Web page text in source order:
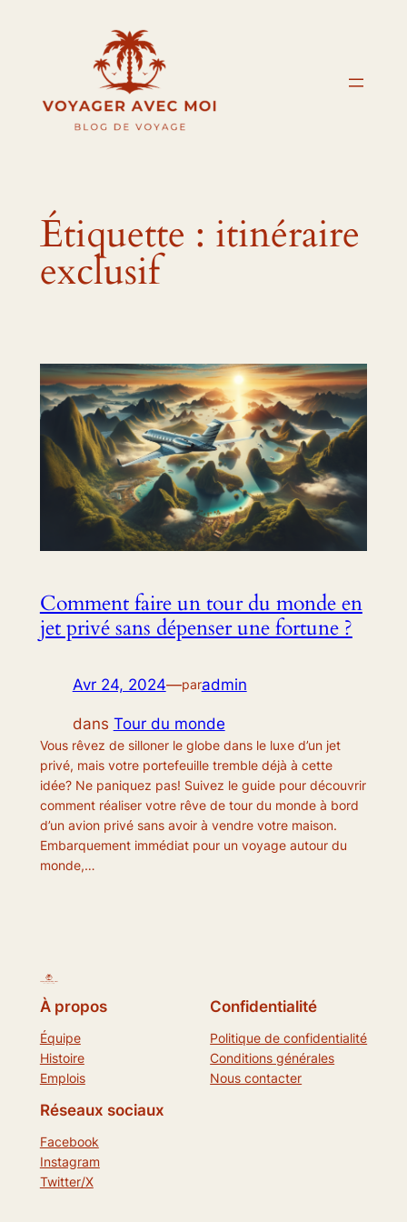
Étiquette : itinéraire
exclusif
Comment faire un tour du monde en
jet privé sans dépenser une fortune ?
Avr 24, 2024—paradmin
dans Tour du monde
Vous rêvez de silloner le globe dans le luxe d’un jet
privé, mais votre portefeuille tremble déjà à cette
idée? Ne paniquez pas! Suivez le guide pour découvrir
comment réaliser votre rêve de tour du monde à bord
d’un avion privé sans avoir à vendre votre maison.
Embarquement immédiat pour un voyage autour du
monde,…
À propos
Équipe
Histoire
Emplois
Confidentialité
Politique de confidentialité
Conditions générales
Nous contacter
Réseaux sociaux
Facebook
Instagram
Twitter/X